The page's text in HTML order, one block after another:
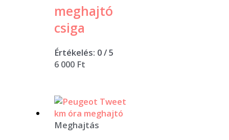
meghajtó
csiga
Értékelés: 0/ 5
6 000 Ft
Meghajtás